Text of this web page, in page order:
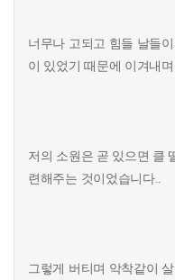
너무나 고되고 힘들 날들
이 있었기 때문에 이겨내
저의 소원은 곧 있으면 클
련해주는 것이었습니다..
그렇게 버티며 악착같이